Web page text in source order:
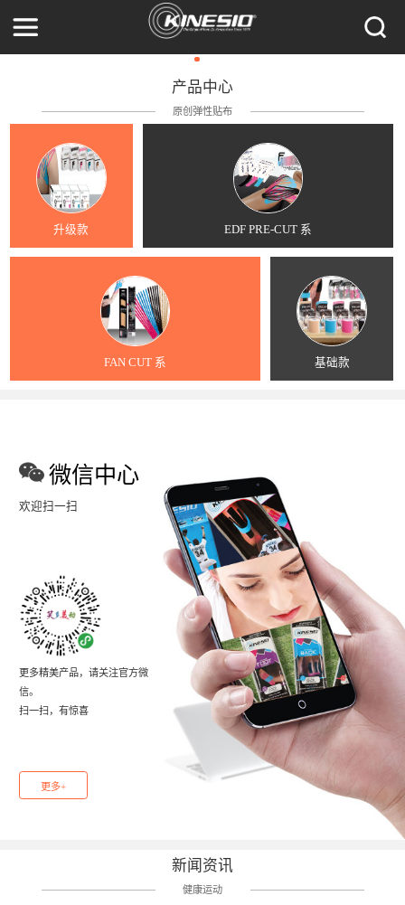
产品中心
原创弹性贴布
升级款 EDF PRE-CUT 系
FAN CUT 系 基础款
微信中心
欢迎扫一扫
更多精美产品，请关注官方微
信。
扫一扫，有惊喜
更多+
新闻资讯
健康运动